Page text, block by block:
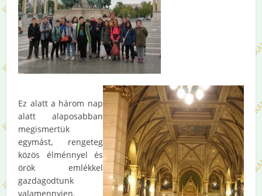
Ez alatt a három nap
alatt alaposabban
megismertük
egymást, rengeteg
közös élménnyel és
örök emlékkel
gazdagodtunk
valamennyien.